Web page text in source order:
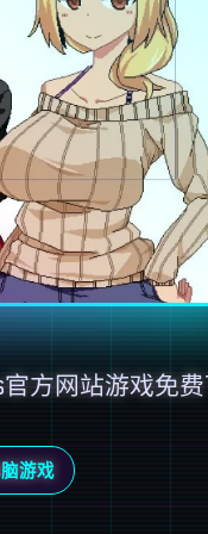
方网站游戏免费
游戏